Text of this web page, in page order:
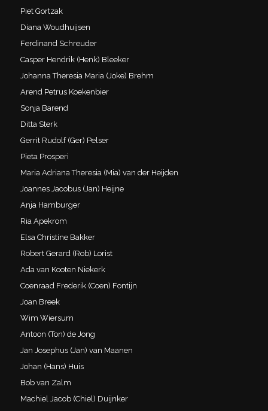
Piet Gortzak
Diana Woudhuijsen
Ferdinand Schreuder
Casper Hendrik (Henk) Bleeker
Johanna Theresia Maria (Joke) Brehm
Arend Petrus Koekenbier
Sonja Barend
Ditta Sterk
Gerrit Rudolf (Ger) Pelser
Pieta Prosperi
Maria Adriana Theresia (Mia) van der Heijden
Joannes Jacobus (Jan) Heijne
Anja Hamburger
Ria Apekrom
Elsa Christine Bakker
Robert Gerard (Rob) Lorist
Ada van Kooten Niekerk
Coenraad Frederik (Coen) Fontijn
Joan Breek
Wim Wiersum
Antoon (Ton) de Jong
Jan Josephus (Jan) van Maanen
Johan (Hans) Huis
Bob van Zalm
Machiel Jacob (Chiel) Duijnker